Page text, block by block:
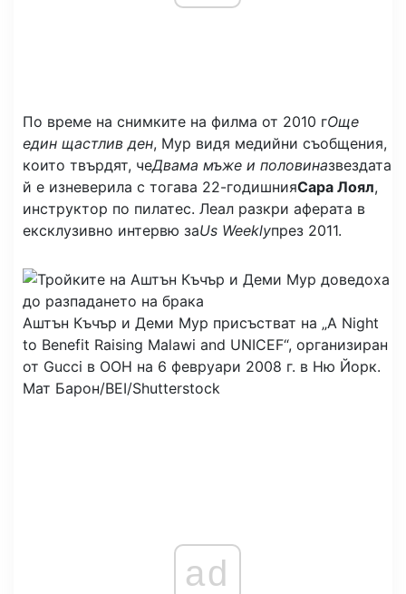
По време на снимките на филма от 2010 гОще
един щастлив ден, Мур видя медийни съобщения,
които твърдят, чеДвама мъже и половиназвездата
й е изневерила с тогава 22-годишнияСара Лоял,
инструктор по пилатес. Леал разкри аферата в
ексклузивно интервю заUs Weeklyпрез 2011.
Аштън Къчър и Деми Мур присъстват на „A Night
to Benefit Raising Malawi and UNICEF“, организиран
от Gucci в ООН на 6 февруари 2008 г. в Ню Йорк.
Мат Барон/BEI/Shutterstock
ad